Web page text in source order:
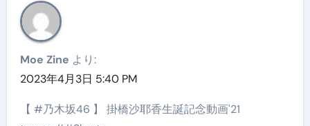
Moe Zine より:
2023年4月3日 5:40 PM
【 #乃木坂46 】 掛橋沙耶香生誕記念動画'21